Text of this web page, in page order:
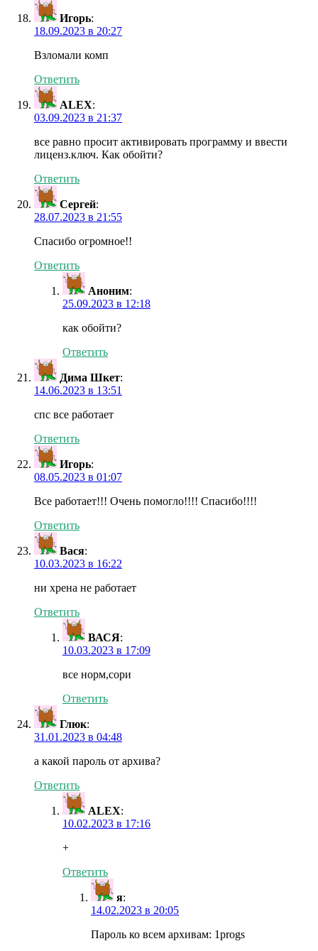
Игорь:
18.09.2023 в 20:27
Взломали комп
Ответить
ALEX:
03.09.2023 в 21:37
все равно просит активировать программу и ввести
лиценз.ключ. Как обойти?
Ответить
Сергей:
28.07.2023 в 21:55
Спасибо огромное!!
Ответить
Аноним:
25.09.2023 в 12:18
как обойти?
Ответить
Дима Шкет:
14.06.2023 в 13:51
спс все работает
Ответить
Игорь:
08.05.2023 в 01:07
Все работает!!! Очень помогло!!!! Спасибо!!!!
Ответить
Вася:
10.03.2023 в 16:22
ни хрена не работает
Ответить
ВАСЯ:
10.03.2023 в 17:09
все норм,сори
Ответить
Глюк:
31.01.2023 в 04:48
а какой пароль от архива?
Ответить
ALEX:
10.02.2023 в 17:16
+
Ответить
я:
14.02.2023 в 20:05
Пароль ко всем архивам: 1progs